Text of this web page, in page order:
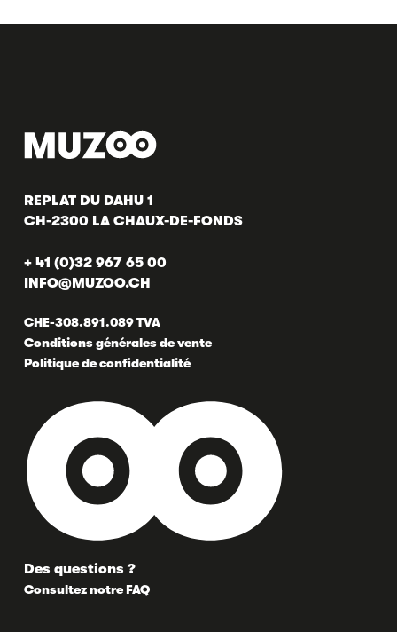
REPLAT DU DAHU 1
CH-2300 LA CHAUX-DE-FONDS
+ 41 (0)32 967 65 00
INFO@MUZOO.CH
CHE-308.891.089 TVA
Conditions générales de vente
Politique de confidentialité
Des questions ?
Consultez notre FAQ